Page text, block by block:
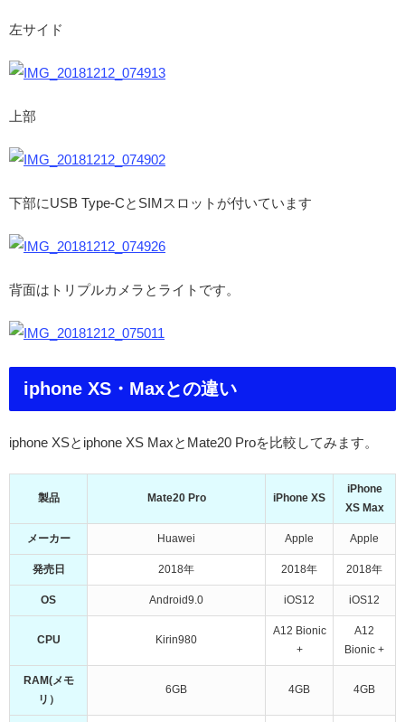
左サイド
上部
下部にUSB Type-CとSIMスロットが付いています
背面はトリプルカメラとライトです。
iphone XS・Maxとの違い
iphone XSとiphone XS MaxとMate20 Proを比較してみます。
製品 Mate20 Pro iPhone XS
iPhone
XS Max
メーカー Huawei Apple Apple
発売日 2018年 2018年 2018年
OS Android9.0 iOS12 iOS12
CPU Kirin980
A12 Bionic
+
A12
Bionic +
RAM(メモ
リ）
6GB 4GB 4GB